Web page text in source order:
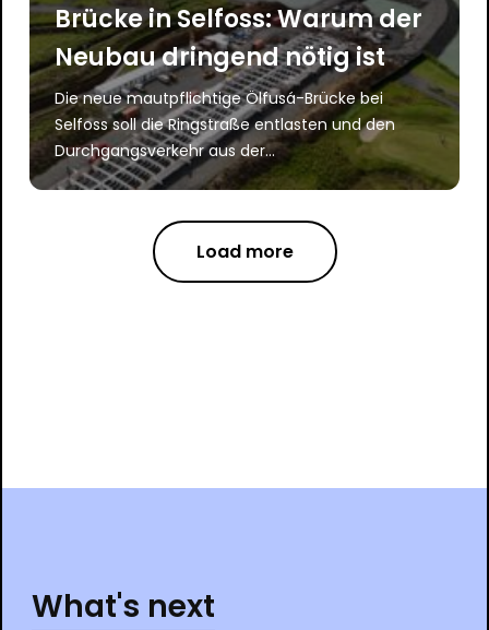
Brücke in Selfoss: Warum der
Neubau dringend nötig ist
Die neue mautpflichtige Ölfusá-Brücke bei
Selfoss soll die Ringstraße entlasten und den
Durchgangsverkehr aus der...
Load more
What's next